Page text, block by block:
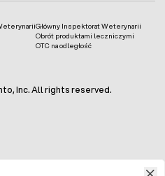
Główny Inspektorat Weterynarii
Obrót produktami leczniczymi
OTC na odległość
Inc. All rights reserved.